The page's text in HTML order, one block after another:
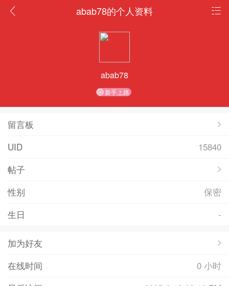
abab78的个人资料
abab78
新手上路
留言板
UID
15840
帖子
性别
保密
生日
-
加为好友
在线时间
0 小时